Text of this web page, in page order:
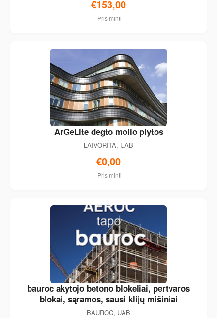
€153,00
Prisiminti
ArGeLite degto molio plytos
LAIVORITA, UAB
€0,00
Prisiminti
bauroc akytojo betono blokeliai, pertvaros
blokai, sąramos, sausi klijų mišiniai
BAUROC, UAB